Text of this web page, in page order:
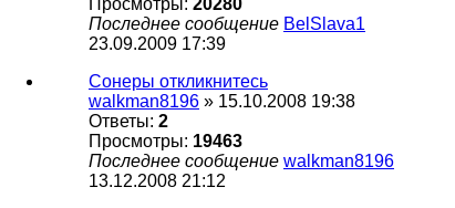
Просмотры: 20280
Последнее сообщение BelSlava1
23.09.2009 17:39
Сонеры откликнитесь
walkman8196 » 15.10.2008 19:38
Ответы: 2
Просмотры: 19463
Последнее сообщение walkman8196
13.12.2008 21:12